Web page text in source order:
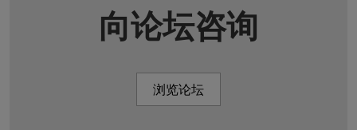
向论坛咨询
浏览论坛